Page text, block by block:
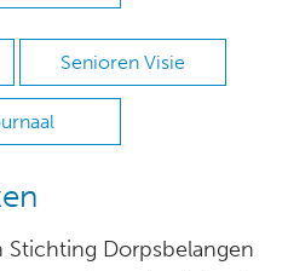
Senioren Visie
Stichting Dorpsbelangen